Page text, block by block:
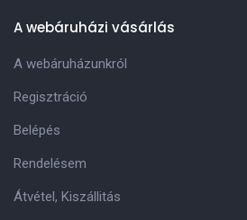
A webáruházi vásárlás
A webáruházunkról
Regisztráció
Belépés
Rendelésem
Átvétel, Kiszállitás